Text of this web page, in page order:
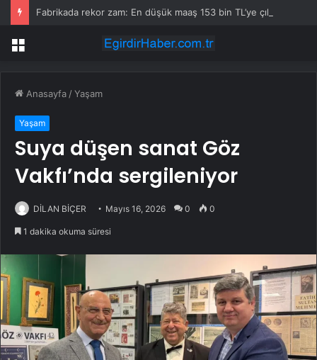
Menü
Anasayfa /Yaşam
Yaşam
Suya düşen sanat Göz
Vakfı’nda sergileniyor
DİLAN BİÇER Mayıs 16, 2026 0 0
1 dakika okuma süresi